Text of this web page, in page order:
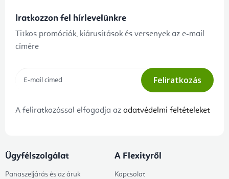
Iratkozzon fel hírlevelünkre
Titkos promóciók, kiárusítások és versenyek az e-mail
címére
Feliratkozás
A feliratkozással elfogadja az adatvédelmi feltételeket
Ügyfélszolgálat
Panaszeljárás és az áruk
A Flexityről
Kapcsolat